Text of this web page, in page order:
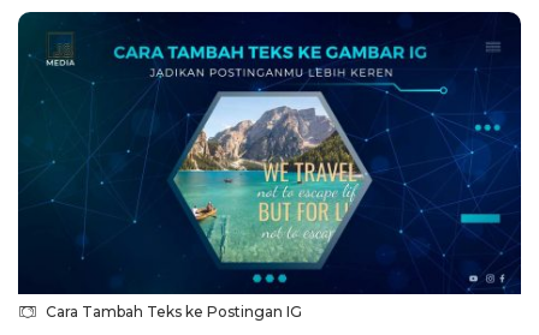
Cara Tambah Teks ke Postingan IG